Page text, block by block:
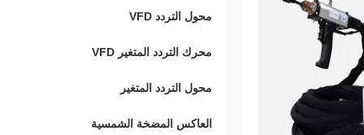
محول التردد VFD
محرك التردد المتغير VFD
محول التردد المتغير
العاكس المضخة الشمسية